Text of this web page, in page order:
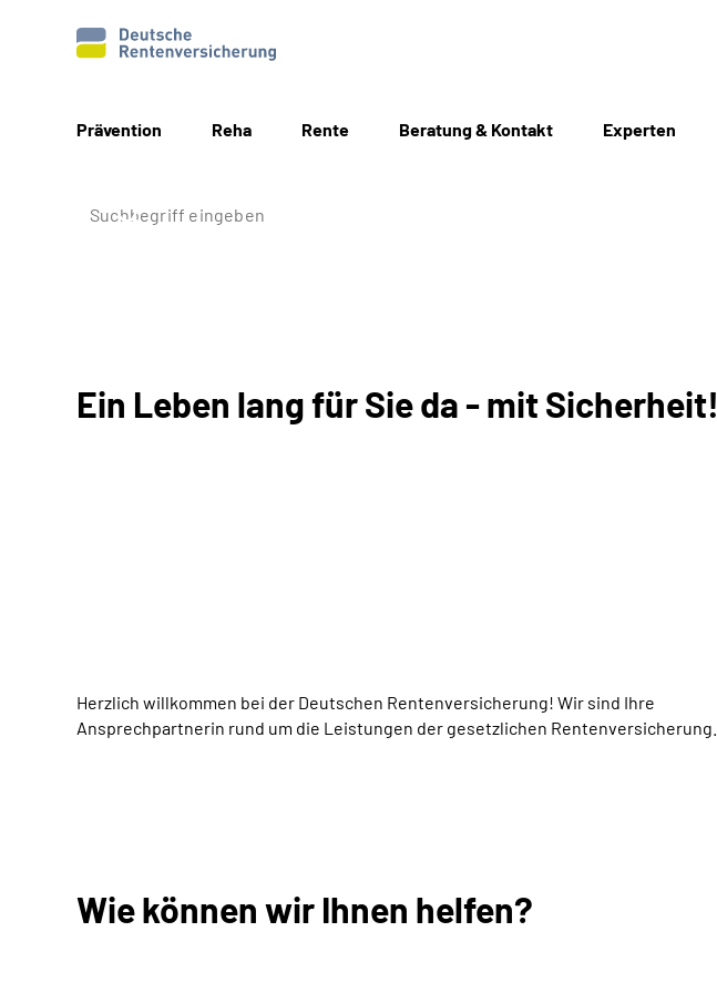
Prävention Reha Rente Beratung & Kontakt Experten
Ein Leben lang für Sie da - mit Sicherheit!
Herzlich willkommen bei der Deutschen Rentenversicherung! ­Wir sind Ihre
Ansprechpartnerin rund um die Leistungen der gesetzlichen Rentenversicherung.
Wie können wir Ihnen helfen?